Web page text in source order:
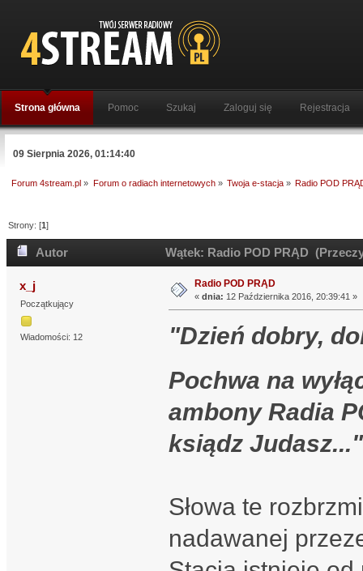
Strona główna Pomoc Szukaj Zaloguj się Rejestracja
09 Sierpnia 2026, 01:14:40
Forum 4stream.pl » Forum o radiach internetowych» Twoja e-stacja» Radio POD
Strony: [1]
Autor Wątek: Radio POD PRĄD
x_j
Początkujący
Wiadomości: 12
Radio POD PRĄD
« dnia: 12 Października 2016, 20:39:41 »
"Dzień dobry,
Pochwa na
ambony Radia
ksiądz Judasz..."
Słowa te
nadawanej